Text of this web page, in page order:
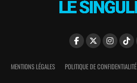
MENTIONS LÉGALES POLITIQUE DE CONFIDENTIALITÉ